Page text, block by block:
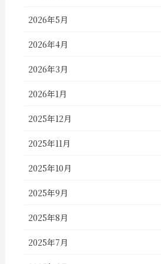
2026年5月
2026年4月
2026年3月
2026年1月
2025年12月
2025年11月
2025年10月
2025年9月
2025年8月
2025年7月